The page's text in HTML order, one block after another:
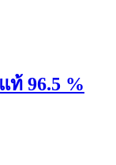
ท้ 96.5 %